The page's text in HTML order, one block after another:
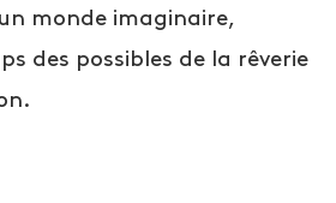
monde imaginaire,
des possibles de la rêverie